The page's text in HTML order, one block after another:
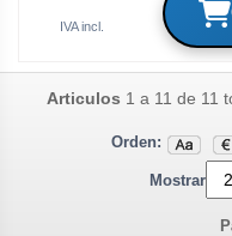
IVA incl.
Articulos 1 a 11 de 11
Orden:
Mostrar